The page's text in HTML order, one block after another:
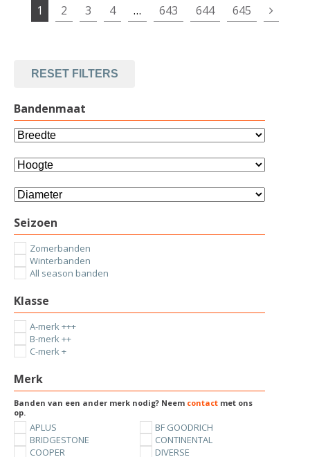
1 2 3 4 … 643 644 645
RESET FILTERS
Bandenmaat
Seizoen
Zomerbanden
Winterbanden
All season banden
Klasse
A-merk +++
B-merk ++
C-merk +
Merk
Banden van een ander merk nodig? Neem contact met ons
op.
APLUS
BF GOODRICH
BRIDGESTONE
CONTINENTAL
COOPER
DIVERSE